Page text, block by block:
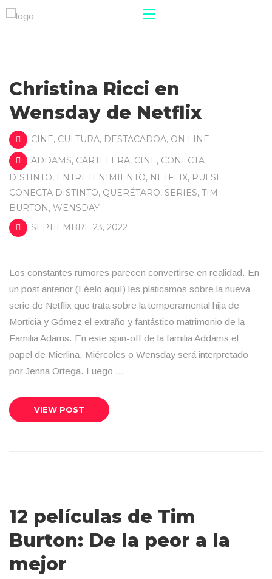
Christina Ricci en
Wensday de Netflix
CINE, CULTURA, DESTACADOA, ON LINE
ADDAMS, CARTELERA, CINE, CONECTA
DISTINTO, ENTRETENIMIENTO, NETFLIX, PULSE
CONECTA DISTINTO, QUERÉTARO, SERIES, TIM
BURTON, WENSDAY
SEPTIEMBRE 23, 2022
Los constantes rumores parecen convertirse en realidad. En
un post anterior (Léelo aquí) les platicamos sobre la nueva
serie de Netflix que trata sobre la temperamental hija de
Morticia y Gómez el extraño y fantástico matrimonio de la
Familia Adams. En este spin-off de la familia Addams el
papel de Mierlina, Miércoles o Wensday será interpretado
por Jenna Ortega. Luego …
VIEW POST
12 películas de Tim
Burton: De la peor a la
mejor